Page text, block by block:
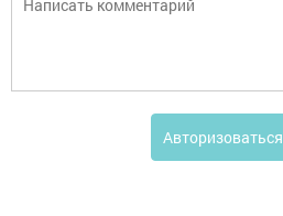
Авторизоваться